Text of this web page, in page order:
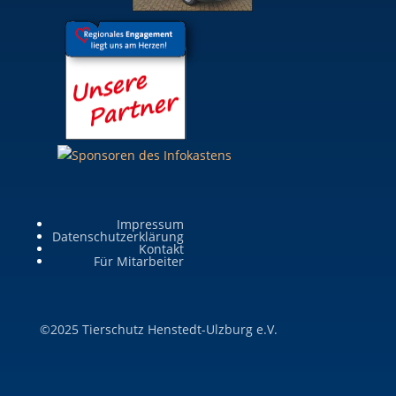
Impressum
Datenschutzerklärung
Kontakt
Für Mitarbeiter
©2025 Tierschutz Henstedt-Ulzburg e.V.